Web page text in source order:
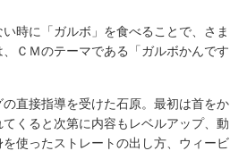
時に「ガルボ」を食べることで、さま
ＣＭのテーマである「ガルボかんです
直接指導を受けた石原。最初は首をか
くると次第に内容もレベルアップ、動
使ったストレートの出し方、ウィービ